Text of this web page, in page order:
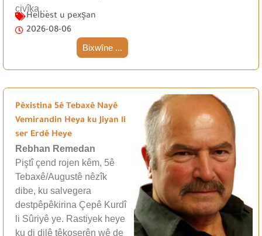
çivîka…
Helbest u pexşan
2026-08-06
Bixwîne ...
Pêxistina 5ê Tebaxê Nayê
Vemirandin Heya ku Jiyan li
ser Erdê Heye
Rebhan Remedan
Piştî çend rojen kêm, 5ê
Tebaxê/Augustê nêzîk
dibe, ku salvegera
destpêpêkirina Çepê Kurdî
li Sûriyê ye. Rastiyek heye
ku di dilê têkoşerên wê de